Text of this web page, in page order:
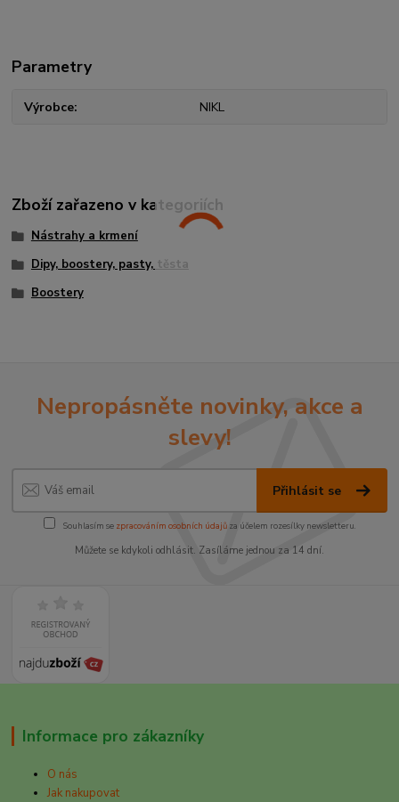
Parametry
Výrobce NIKL
Zboží zařazeno v kategoriích
Nástrahy a krmení
Dipy, boostery, pasty, těsta
Boostery
Nepropásněte novinky, akce a
slevy!
Přihlásit se
Souhlasím se zpracováním osobních údajůza účelem rozesílky newsletteru.
Můžete se kdykoli odhlásit. Zasíláme jednou za 14 dní.
Informace pro zákazníky
O nás
Jak nakupovat